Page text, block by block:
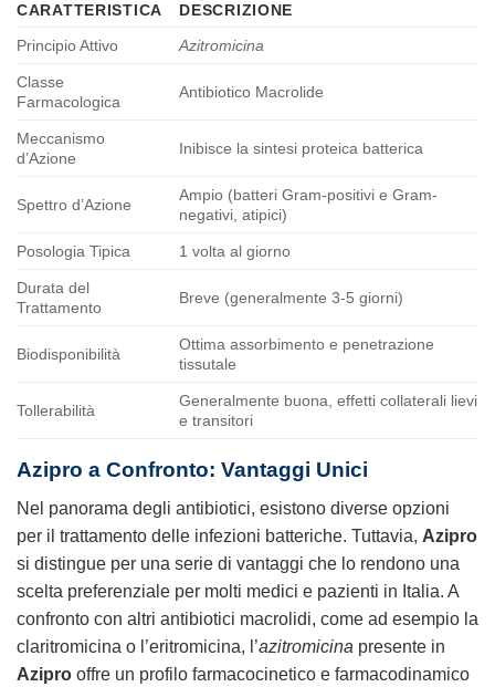
CARATTERISTICA
DESCRIZIONE
Principio Attivo
Azitromicina
Classe
Farmacologica
Antibiotico Macrolide
Meccanismo
d’Azione
Inibisce la sintesi proteica batterica
Spettro d’Azione
Ampio (batteri Gram-positivi e Gram-
negativi, atipici)
Posologia Tipica 1 volta al giorno
Durata del
Trattamento
Breve (generalmente 3-5 giorni)
Biodisponibilità
Ottima assorbimento e penetrazione
tissutale
Tollerabilità
Generalmente buona, effetti collaterali lievi
e transitori
Azipro a Confronto: Vantaggi Unici
Nel panorama degli antibiotici, esistono diverse opzioni
per il trattamento delle infezioni batteriche. Tuttavia, Azipro
si distingue per una serie di vantaggi che lo rendono una
scelta preferenziale per molti medici e pazienti in Italia. A
confronto con altri antibiotici macrolidi, come ad esempio la
claritromicina o l’eritromicina, l’azitromicina presente in
Azipro offre un profilo farmacocinetico e farmacodinamico